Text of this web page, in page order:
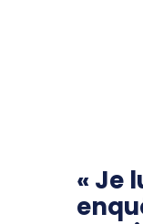
« Je